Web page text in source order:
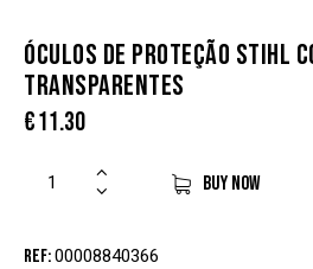
ÓCULOS DE PROTEÇÃO STIHL
TRANSPARENTES
€11.30
BUY NOW
REF:00008840366